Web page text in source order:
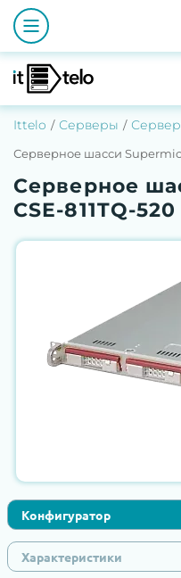
Ittelo Серверы
Серверное шасси
Серверное
CSE-811TQ-520
Конфигуратор
Характеристики